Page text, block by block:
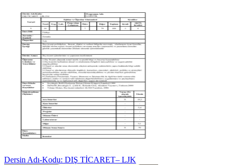
Dersin Adı-Kodu: DIŞ TİCARET– LJK